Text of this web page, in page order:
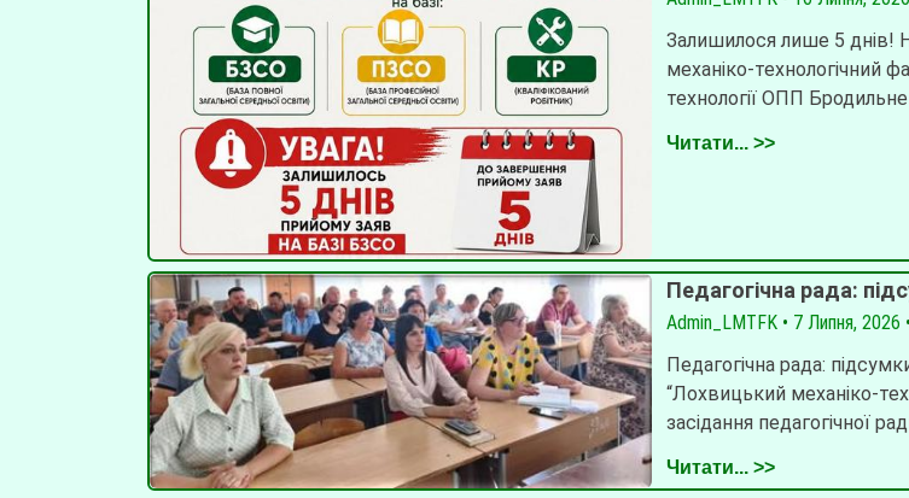
Залишилося лише 5 днів!
механіко-технологічний
технології ОПП
Читати... >>
Педагогічна рада:
Admin_LMTFK 7 Липня, 2026
Педагогічна рада:
“Лохвицький механіко-
засідання педагогічної
Читати... >>